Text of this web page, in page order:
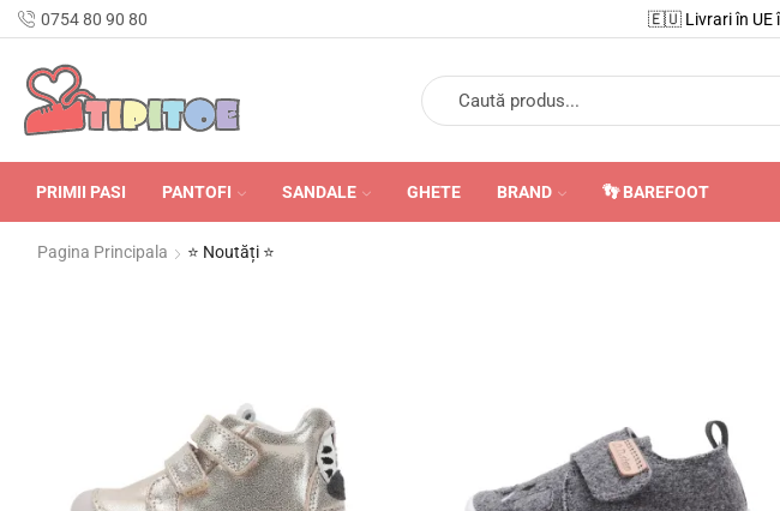
0754 80 90 80
în 24-48 de ore. 🇪🇺 Livrari în UE
PRIMII PASI PANTOFI SANDALE GHETE BRAND 👣 BAREFOOT
Pagina Principala ⭐ Noutăți ⭐